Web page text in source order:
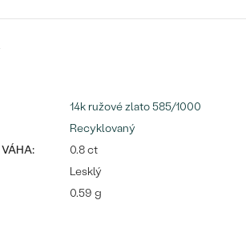
DRAHOKAMU
14k ružové zlato 585/1000
Recyklovaný
0.8 ct
Lesklý
0.59 g